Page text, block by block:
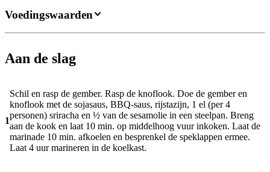
Aan de slag
1
Schil en rasp de gember. Rasp de knoflook. Doe de gember en
knoflook met de sojasaus, BBQ-saus, rijstazijn, 1 el (per 4
personen) sriracha en ½ van de sesamolie in een steelpan. Breng
aan de kook en laat 10 min. op middelhoog vuur inkoken. Laat de
marinade 10 min. afkoelen en besprenkel de speklappen ermee.
Laat 4 uur marineren in de koelkast.
Voedingswaarden